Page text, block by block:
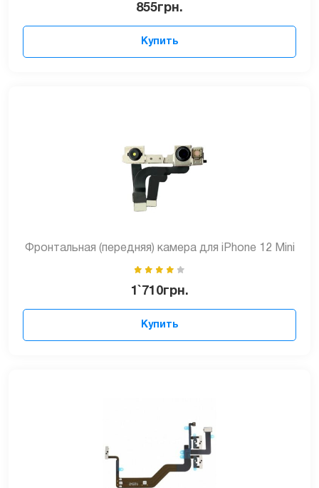
855грн.
Купить
Фронтальная (передняя) камера для iPhone 12 Mini
1`710грн.
Купить